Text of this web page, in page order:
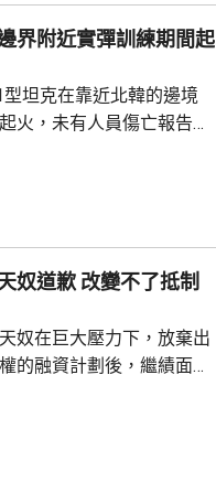
的罰款。伊朗政...
界附近實彈訓練期間起
坦克在靠近北韓的邊境
火，未有人員傷亡報告。
訓練、前往集結地點途中
全疏散，南韓軍方和消防
。
奴道歉 改變不了抵制
奴在巨大壓力下，放棄出
的融資計劃後，繼績面臨
聲明，重申全力支持恩芬